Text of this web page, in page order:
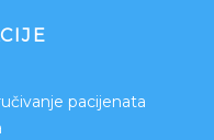
pacijenata